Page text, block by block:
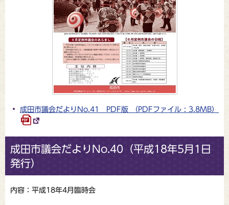
成田市議会だよりNo.41 PDF版 （PDFファイル : 3.8MB）
成田市議会だよりNo.40（平成18年5月1日
発行）
内容：平成18年4月臨時会